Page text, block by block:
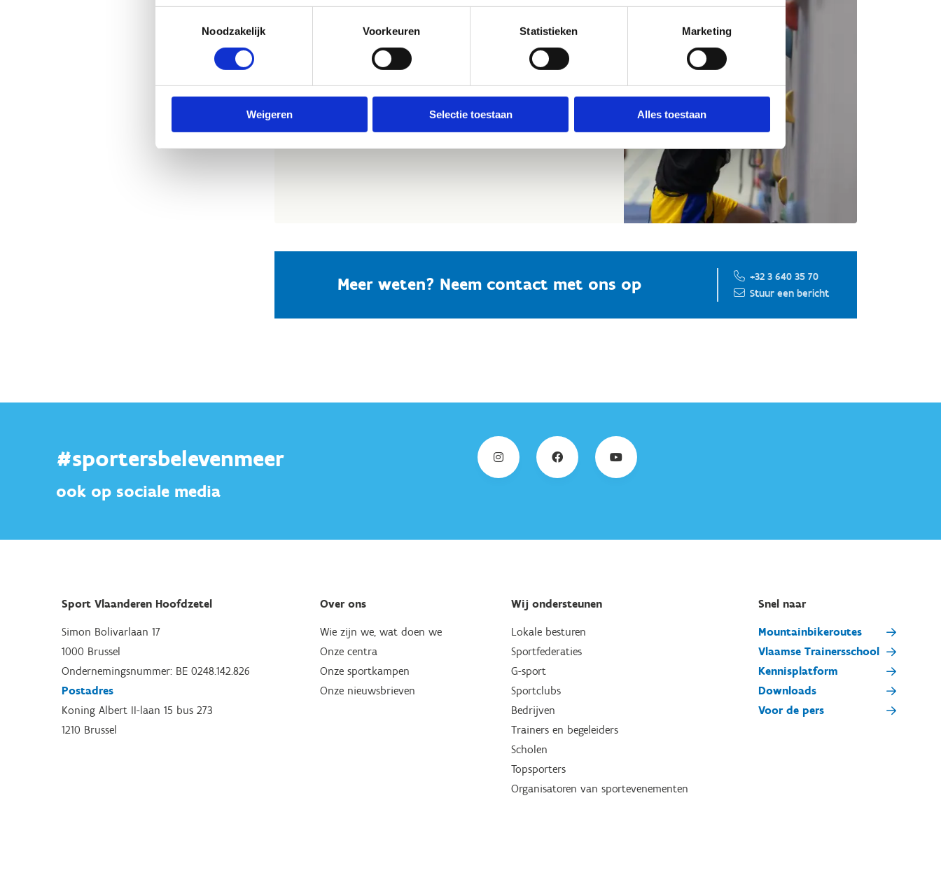
Noodzakelijk
Voorkeuren Statistieken Marketing
Weigeren Selectie toestaan Alles toestaan
sportmogelijkheden binnen ons centrum en stellen met plezier
een op maat gemaakt programma voor je samen.
Op sportstage in Brasschaat
Meer weten? Neem contact met ons op
+32 3 640 35 70
Stuur een bericht
#sportersbelevenmeer
ook op sociale media
Sport Vlaanderen Hoofdzetel
Simon Bolivarlaan 17
1000 Brussel
Ondernemingsnummer: BE 0248.142.826
Postadres
Koning Albert II-laan 15 bus 273
1210 Brussel
Over ons
Wie zijn we, wat doen we
Onze centra
Onze sportkampen
Onze nieuwsbrieven
Wij ondersteunen
Lokale besturen
Sportfederaties
G-sport
Sportclubs
Bedrijven
Trainers en begeleiders
Scholen
Topsporters
Organisatoren van sportevenementen
Snel naar
Mountainbikeroutes
Vlaamse Trainersschool
Kennisplatform
Downloads
Voor de pers